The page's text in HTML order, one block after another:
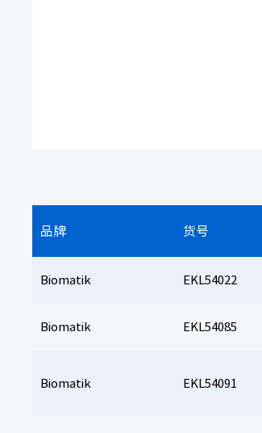
品牌 货号
Biomatik EKL54022
Biomatik EKL54085
Biomatik EKL54091